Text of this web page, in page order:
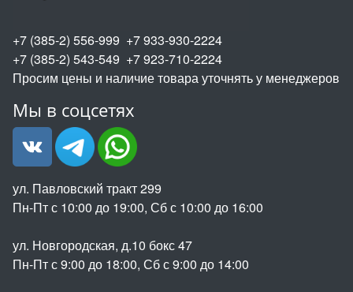
+7 (385-2) 556-999 +7 933-930-2224
+7 (385-2) 543-549 +7 923-710-2224
Просим цены и наличие товара уточнять у менеджеров
Мы в соцсетях
ул. Павловский тракт 299
Пн-Пт с 10:00 до 19:00, Сб с 10:00 до 16:00
ул. Новгородская, д.10 бокс 47
Пн-Пт с 9:00 до 18:00, Сб с 9:00 до 14:00